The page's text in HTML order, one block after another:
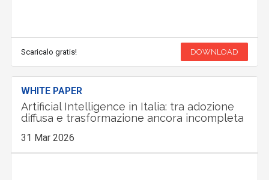
Scaricalo gratis! DOWNLOAD
WHITE PAPER
Artificial Intelligence in Italia: tra adozione
diffusa e trasformazione ancora incompleta
31 Mar 2026